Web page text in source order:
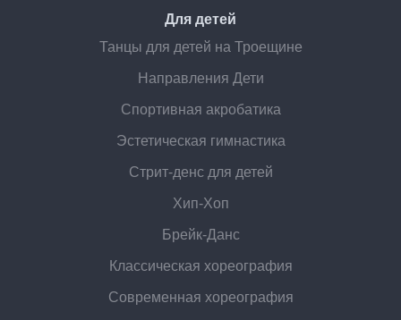
Для детей
Танцы для детей на Троещине
Направления Дети
Спортивная акробатика
Эстетическая гимнастика
Стрит-денс для детей
Хип-Хоп
Брейк-Данс
Классическая хореография
Современная хореография